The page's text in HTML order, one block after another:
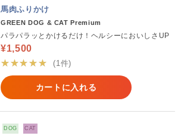
馬肉ふりかけ
GREEN DOG & CAT Premium
パラパラッとかけるだけ！ヘルシーにおいしさUP
¥1,500
★★★★★
(1件)
カートに入れる
DOG CAT